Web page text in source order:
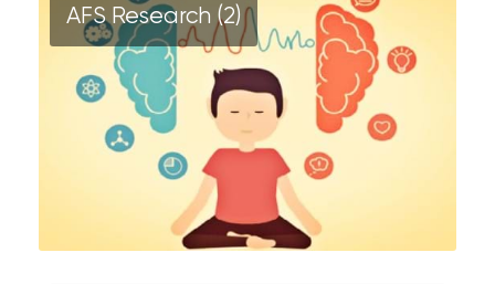
AFS Research (2)